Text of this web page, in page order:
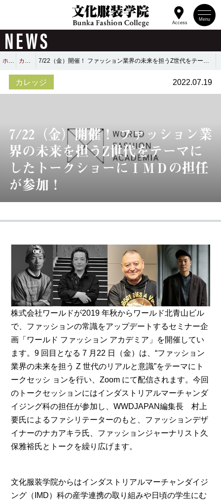
Menu
Access
NEWS
ホーム カレッジ 7/22（金）開催！ ファッション業界の未来を担うZ世代をテーマにしたトークショーにＩＭＤの担任が参加！
カレッジ 2022.07.19
7/22（金）開催！ ファッション業
界の未来を担うZ世代をテーマに
したトークショーにＩＭＤの担任
が参加！
株式会社ワールドが2019 年秋からワールド北青山ビル
で、ファッションの常識をアップデートするセミナー企
画「ワールド ファッション アカデミア」を開催してい
ます。9 回目となる 7 月22 日（金）は、“ファッション
業界の未来を担う Z 世代のリアルと意識”をテーマにト
ークセッシ ョンを行い、Zoom にて配信されます。今回
のトークセッションにはインダストリアルマーチャンダ
イジング科の担任が参加し、WWDJAPAN編集長 村上
要氏によるファシリテーターのもと、ファッションデザ
イナーのナカアキラ氏、ファッションジャーナリスト久
保雅裕氏とトークを繰り広げます。
文化服装学院からはインダストリアルマーチャンダイジ
ング（IMD）科の産学連携の取り組みや日頃の学生にむ